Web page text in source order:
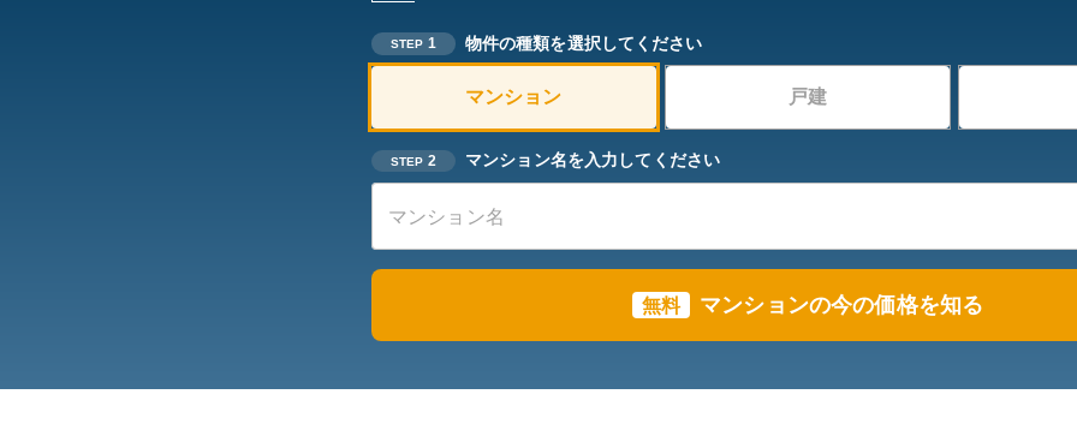
STEP 1 物件の種類を選択してください
マンション 戸建
STEP 2 マンション名を入力してください
無料 マンションの今の価格を知る